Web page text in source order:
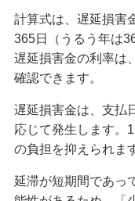
みずほダイレクト
みずほマイレージ
みずほプレミアム
住宅ローン・カードローン
計算式は、遅延損害
365日（うるう年は
遅延損害金の利率は
確認できます。
遅延損害金は、支払
応じて発生します。
の負担を抑えられま
延滞が短期間であっ